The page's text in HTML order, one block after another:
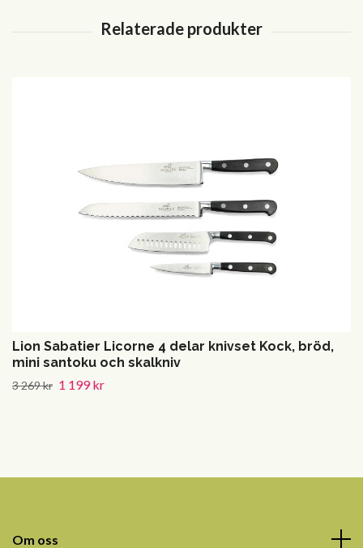
Lion Sabatier Licorne 4 delar knivset Kock, bröd,
mini santoku och skalkniv
3 269 kr 1 199 kr
Om oss